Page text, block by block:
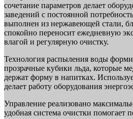
сочетание параметров делает
заведений с постоянной
выполнен из нержавеющей стали,
спокойно переносит ежедневную
влагой и регулярную очистку.
Технология распыления воды
прозрачные кубики льда, которые
держат форму в напитках.
делает работу оборудования
Управление реализовано
удобная система очистки помогает